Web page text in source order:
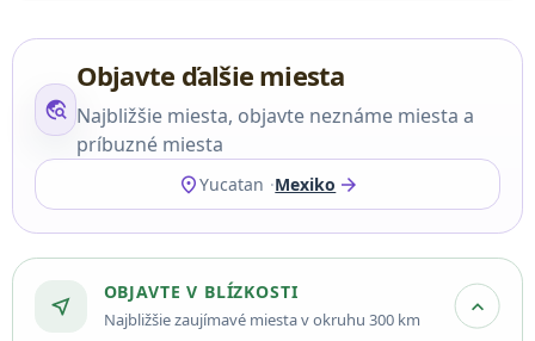
travel_explore
Objavte ďalšie miesta
Najbližšie miesta, objavte neznáme miesta a
príbuzné miesta
location_onYucatan Mexiko arrow_forward
near_me
OBJAVTE V BLÍZKOSTI
Najbližšie zaujímavé miesta v okruhu 300 km expand_more